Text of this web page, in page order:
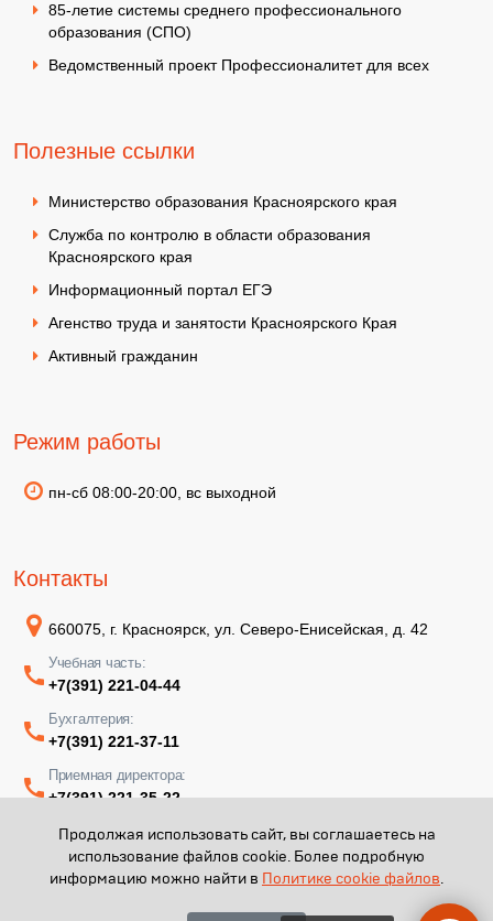
85-летие системы среднего профессионального
образования (СПО)
Ведомственный проект Профессионалитет для всех
Полезные ссылки
Министерство образования Красноярского края
Служба по контролю в области образования
Красноярского края
Информационный портал ЕГЭ
Агенство труда и занятости Красноярского Края
Активный гражданин
Режим работы
пн-сб 08:00-20:00, вс выходной
Контакты
660075, г. Красноярск, ул. Северо-Енисейская, д. 42
Учебная часть:
+7(391) 221-04-44
Бухгалтерия:
+7(391) 221-37-11
Приемная директора:
+7(391) 221-35-22
Продолжая использовать сайт, вы соглашаетесь на
использование файлов cookie. Более подробную
информацию можно найти в Политике cookie файлов.